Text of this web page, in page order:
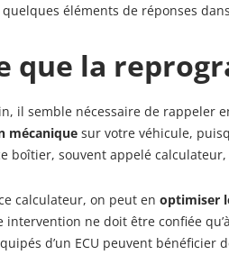
éléments de réponses
que la
il semble nécessaire de rappeler
mécanique sur votre véhicule,
boîtier, souvent appelé
calculateur, on peut en optimiser
intervention ne doit être confiée
d’un ECU peuvent